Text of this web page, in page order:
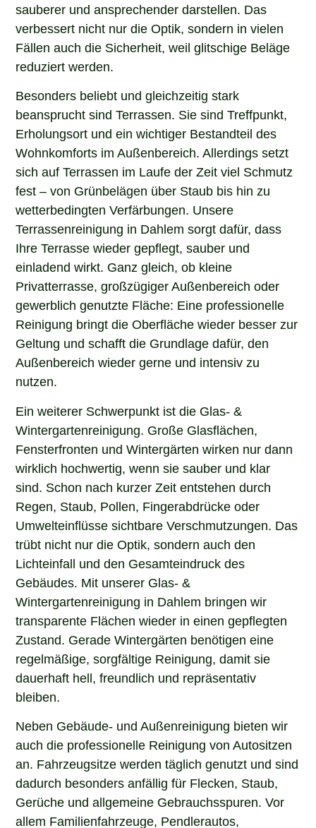
sauberer und ansprechender darstellen. Das
verbessert nicht nur die Optik, sondern in vielen
Fällen auch die Sicherheit, weil glitschige Beläge
reduziert werden.
Besonders beliebt und gleichzeitig stark
beansprucht sind Terrassen. Sie sind Treffpunkt,
Erholungsort und ein wichtiger Bestandteil des
Wohnkomforts im Außenbereich. Allerdings setzt
sich auf Terrassen im Laufe der Zeit viel Schmutz
fest – von Grünbelägen über Staub bis hin zu
wetterbedingten Verfärbungen. Unsere
Terrassenreinigung in Dahlem sorgt dafür, dass
Ihre Terrasse wieder gepflegt, sauber und
einladend wirkt. Ganz gleich, ob kleine
Privatterrasse, großzügiger Außenbereich oder
gewerblich genutzte Fläche: Eine professionelle
Reinigung bringt die Oberfläche wieder besser zur
Geltung und schafft die Grundlage dafür, den
Außenbereich wieder gerne und intensiv zu
nutzen.
Ein weiterer Schwerpunkt ist die Glas- &
Wintergartenreinigung. Große Glasflächen,
Fensterfronten und Wintergärten wirken nur dann
wirklich hochwertig, wenn sie sauber und klar
sind. Schon nach kurzer Zeit entstehen durch
Regen, Staub, Pollen, Fingerabdrücke oder
Umwelteinflüsse sichtbare Verschmutzungen. Das
trübt nicht nur die Optik, sondern auch den
Lichteinfall und den Gesamteindruck des
Gebäudes. Mit unserer Glas- &
Wintergartenreinigung in Dahlem bringen wir
transparente Flächen wieder in einen gepflegten
Zustand. Gerade Wintergärten benötigen eine
regelmäßige, sorgfältige Reinigung, damit sie
dauerhaft hell, freundlich und repräsentativ
bleiben.
Neben Gebäude- und Außenreinigung bieten wir
auch die professionelle Reinigung von Autositzen
an. Fahrzeugsitze werden täglich genutzt und sind
dadurch besonders anfällig für Flecken, Staub,
Gerüche und allgemeine Gebrauchsspuren. Vor
allem Familienfahrzeuge, Pendlerautos,